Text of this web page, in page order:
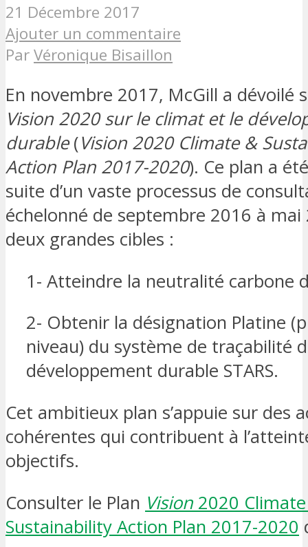
21 Décembre 2017
Ajouter un commentaire
ParVéronique Bisaillon
En novembre 2017, McGill a dévoilé
Vision 2020 sur le climat et le
durable(Vision 2020 Climate &
Action Plan 2017-2020). Ce plan a
suite d’un vaste processus de
échelonné de septembre 2016 à mai
deux grandes cibles :
1- Atteindre la neutralité carbone
2- Obtenir la désignation Platine
niveau) du système de traçabilité
développement durable STARS.
Cet ambitieux plan s’appuie sur des
cohérentes qui contribuent à
objectifs.
Consulter le Plan Vision 2020
Sustainability Action Plan 2017-2020